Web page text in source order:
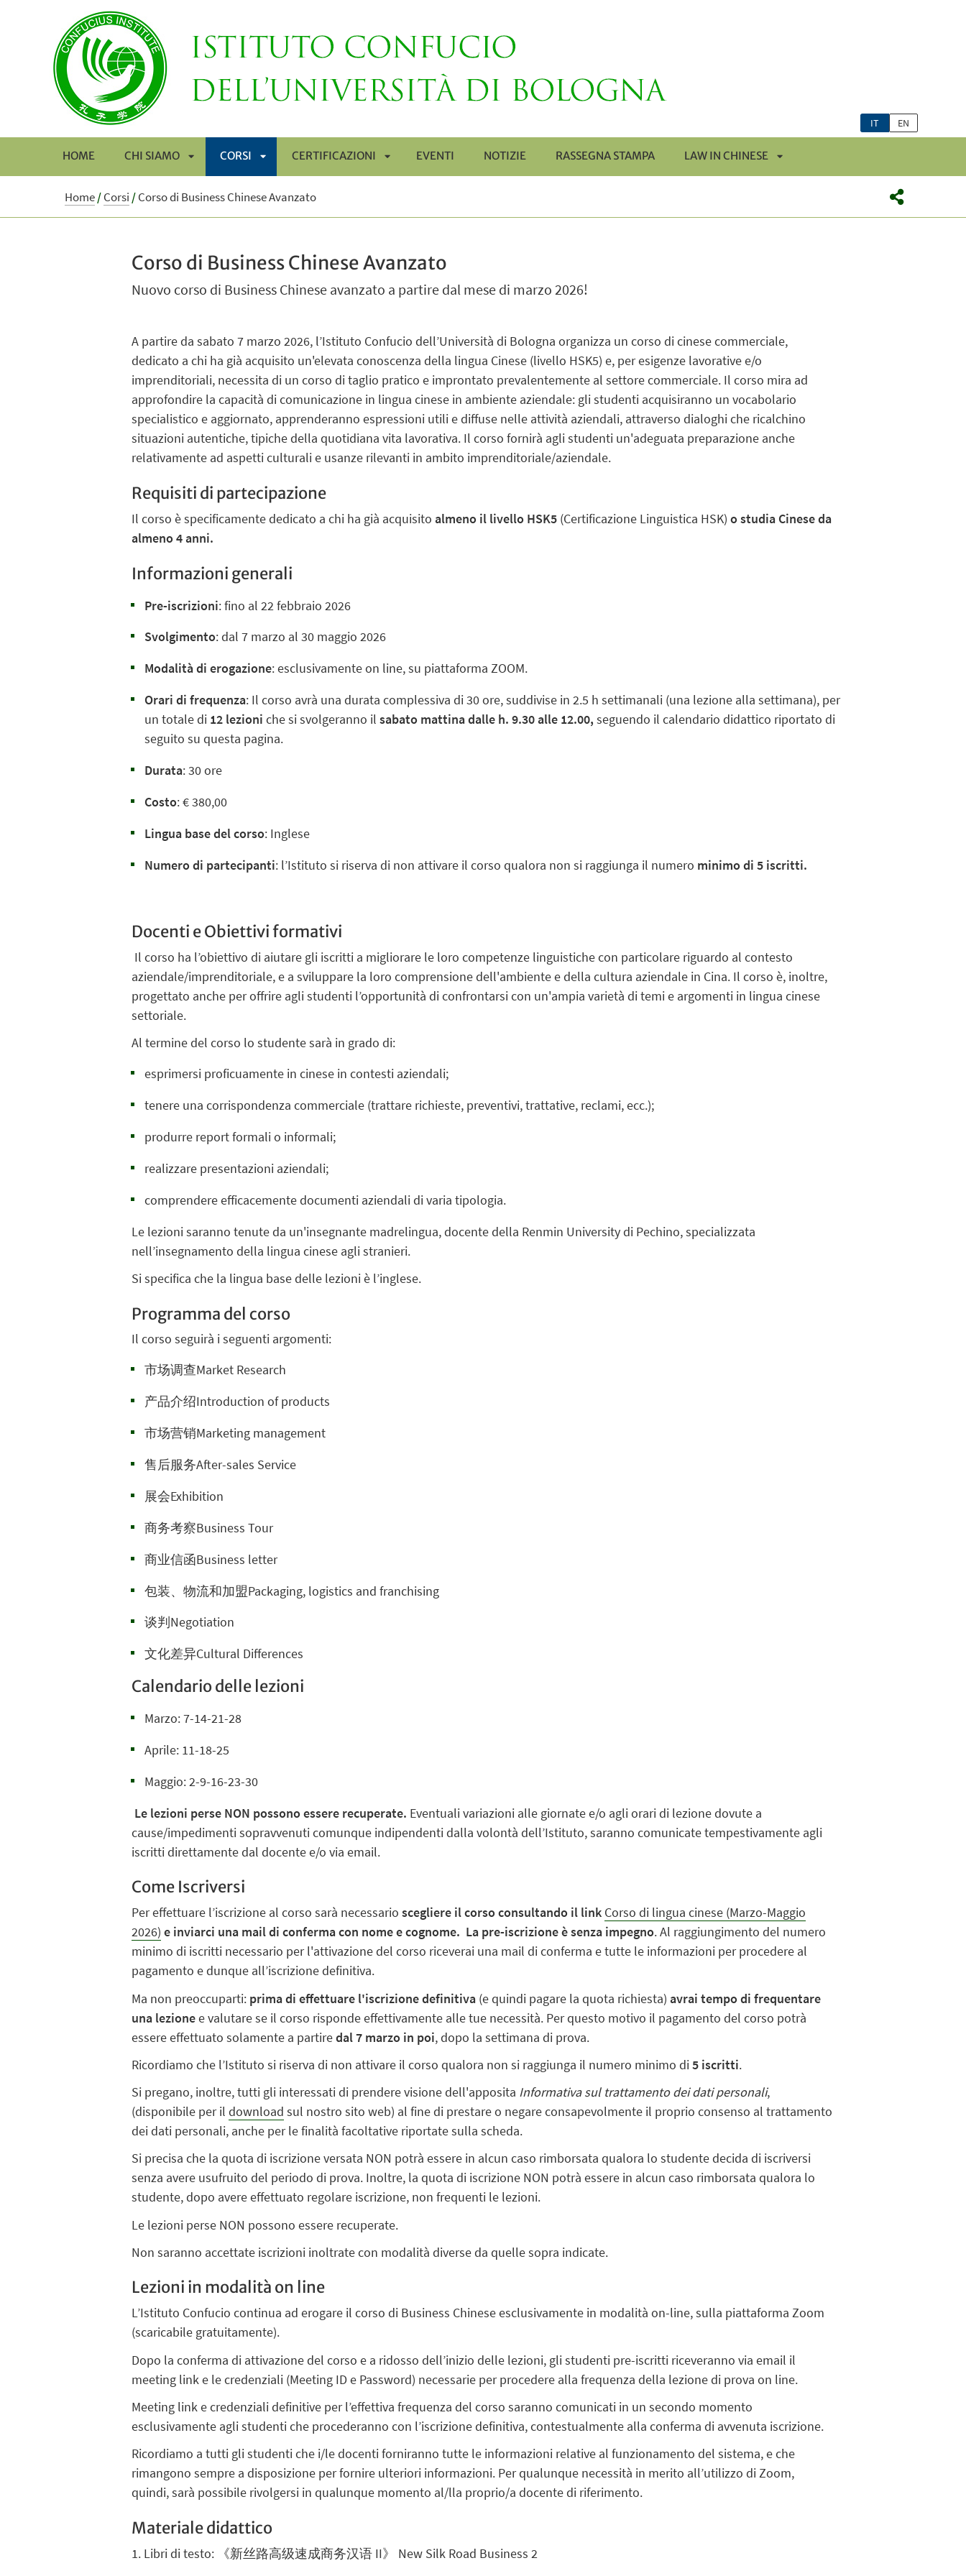
IT EN
HOME CHI SIAMO
APRI
CORSI
APRI
CERTIFICAZIONI EVENTI NOTIZIE RASSEGNA STAMPA LAW IN CHINESE
Home/Corsi /Corso di Business Chinese Avanzato
Corso di Business Chinese Avanzato
Nuovo corso di Business Chinese avanzato a partire dal mese di marzo 2026!
A partire da sabato 7 marzo 2026, l’Istituto Confucio dell’Università di Bologna organizza un corso di cinese commerciale,
dedicato a chi ha già acquisito un'elevata conoscenza della lingua Cinese (livello HSK5) e, per esigenze lavorative e/o
imprenditoriali, necessita di un corso di taglio pratico e improntato prevalentemente al settore commerciale. Il corso mira ad
approfondire la capacità di comunicazione in lingua cinese in ambiente aziendale: gli studenti acquisiranno un vocabolario
specialistico e aggiornato, apprenderanno espressioni utili e diffuse nelle attività aziendali, attraverso dialoghi che ricalchino
situazioni autentiche, tipiche della quotidiana vita lavorativa. Il corso fornirà agli studenti un'adeguata preparazione anche
relativamente ad aspetti culturali e usanze rilevanti in ambito imprenditoriale/aziendale.
Requisiti di partecipazione
Il corso è specificamente dedicato a chi ha già acquisito almeno il livello HSK5 (Certificazione Linguistica HSK)o studia Cinese da
almeno 4 anni.
Informazioni generali
Pre-iscrizioni: fino al 22 febbraio 2026
Svolgimento: dal 7 marzo al 30 maggio 2026
Modalità di erogazione: esclusivamente on line, su piattaforma ZOOM.
Orari di frequenza: Il corso avrà una durata complessiva di 30 ore, suddivise in 2.5 h settimanali (una lezione alla settimana), per
un totale di 12 lezioni che si svolgeranno ilsabato mattina dalle h. 9.30 alle 12.00,seguendo il calendario didattico riportato di
seguito su questa pagina.
Durata: 30 ore
Costo: € 380,00
Lingua base del corso: Inglese
Numero di partecipanti: l’Istituto si riserva di non attivare il corso qualora non si raggiunga il numero minimo di 5 iscritti.
Docenti e Obiettivi formativi
Il corso ha l’obiettivo di aiutare gli iscritti a migliorare le loro competenze linguistiche con particolare riguardo al contesto
aziendale/imprenditoriale, e a sviluppare la loro comprensione dell'ambiente e della cultura aziendale in Cina. Il corso è, inoltre,
progettato anche per offrire agli studenti l’opportunità di confrontarsi con un'ampia varietà di temi e argomenti in lingua cinese
settoriale.
Al termine del corso lo studente sarà in grado di:
esprimersi proficuamente in cinese in contesti aziendali;
tenere una corrispondenza commerciale (trattare richieste, preventivi, trattative, reclami, ecc.);
produrre report formali o informali;
realizzare presentazioni aziendali;
comprendere efficacemente documenti aziendali di varia tipologia.
Le lezioni saranno tenute da un'insegnante madrelingua, docente della Renmin University di Pechino, specializzata
nell’insegnamento della lingua cinese agli stranieri.
Si specifica che la lingua base delle lezioni è l’inglese.
Programma del corso
Il corso seguirà i seguenti argomenti:
市场调查Market Research
产品介绍Introduction of products
市场营销Marketing management
售后服务After-sales Service
展会Exhibition
商务考察Business Tour
商业信函Business letter
包装、物流和加盟Packaging, logistics and franchising
谈判Negotiation
文化差异Cultural Differences
Calendario delle lezioni
Marzo: 7-14-21-28
Aprile: 11-18-25
Maggio: 2-9-16-23-30
Le lezioni perse NON possono essere recuperate. Eventuali variazioni alle giornate e/o agli orari di lezione dovute a
cause/impedimenti sopravvenuti comunque indipendenti dalla volontà dell’Istituto, saranno comunicate tempestivamente agli
iscritti direttamente dal docente e/o via email.
Come Iscriversi
Per effettuare l’iscrizione al corso sarà necessarioscegliere il corso consultando il link Corso di lingua cinese (Marzo-Maggio
2026) e inviarci una mail di conferma con nome e cognome. La pre-iscrizione è senza impegno. Al raggiungimento del numero
minimo di iscritti necessario per l'attivazione del corso riceverai una mail di conferma e tutte le informazioni per procedere al
pagamento e dunque all’iscrizione definitiva.
Ma non preoccuparti: prima di effettuare l'iscrizione definitiva (e quindi pagare la quota richiesta)avrai tempo di frequentare
una lezionee valutare se il corso risponde effettivamente alle tue necessità. Per questo motivo il pagamento del corso potrà
essere effettuato solamente a partiredal 7 marzo in poi, dopo la settimana di prova.
Ricordiamo che l’Istituto si riserva di non attivare il corso qualora non si raggiunga il numero minimo di5 iscritti.
Si pregano, inoltre, tutti gli interessati di prendere visione dell'apposita Informativa sul trattamento dei dati personali,
(disponibile per ildownload sul nostro sito web) al fine di prestare o negare consapevolmente il proprio consenso al trattamento
dei dati personali, anche per le finalità facoltative riportate sulla scheda.
Si precisa che la quota di iscrizione versata NON potrà essere in alcun caso rimborsata qualora lo studente decida di iscriversi
senza avere usufruito del periodo di prova. Inoltre, la quota di iscrizione NON potrà essere in alcun caso rimborsata qualora lo
studente, dopo avere effettuato regolare iscrizione, non frequenti le lezioni.
Le lezioni perse NON possono essere recuperate.
Non saranno accettate iscrizioni inoltrate con modalità diverse da quelle sopra indicate.
Lezioni in modalità on line
L’Istituto Confucio continua ad erogare il corso di Business Chinese esclusivamente in modalità on-line, sulla piattaforma Zoom
(scaricabile gratuitamente).
Dopo la conferma di attivazione del corso e a ridosso dell’inizio delle lezioni, gli studenti pre-iscritti riceveranno via email il
meeting link e le credenziali (Meeting ID e Password) necessarie per procedere alla frequenza della lezione di prova on line.
Meeting link e credenziali definitive per l’effettiva frequenza del corso saranno comunicati in un secondo momento
esclusivamente agli studenti che procederanno con l’iscrizione definitiva, contestualmente alla conferma di avvenuta iscrizione.
Ricordiamo a tutti gli studenti che i/le docenti forniranno tutte le informazioni relative al funzionamento del sistema, e che
rimangono sempre a disposizione per fornire ulteriori informazioni. Per qualunque necessità in merito all’utilizzo di Zoom,
quindi, sarà possibile rivolgersi in qualunque momento al/lla proprio/a docente di riferimento.
Materiale didattico
1. Libri di testo: 《新丝路高级速成商务汉语 II》 New Silk Road Business 2